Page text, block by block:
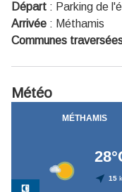
Départ : Parking de
Arrivée : Méthamis
Communes
Météo